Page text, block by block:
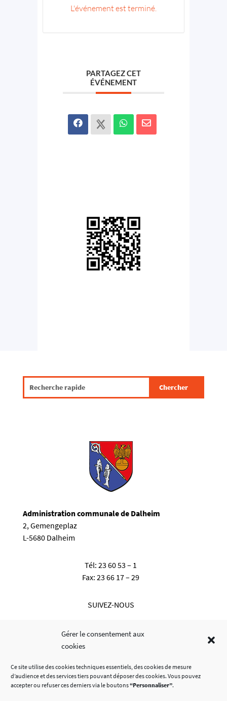
Gérer le consentement aux
cookies
Ce site utilise des cookies techniques essentiels, des cookies de mesure
d’audience et des services tiers pouvant déposer des cookies. Vous pouvez
accepter ou refuser ces derniers via le boutons“Personnaliser”.
L'événement est terminé.
PARTAGEZ CET
ÉVÉNEMENT
Administration communale de Dalheim
2, Gemengeplaz
L-5680 Dalheim
Tél:23 60 53 – 1
Fax:23 66 17 – 29
SUIVEZ-NOUS